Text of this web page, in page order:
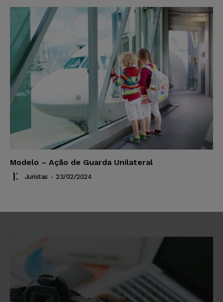
Modelo – Ação de Guarda Unilateral
Juristas - 23/02/2024